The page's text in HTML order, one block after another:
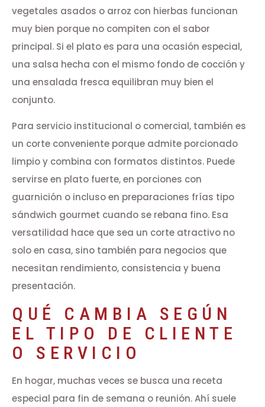
vegetales asados o arroz con hierbas funcionan
muy bien porque no compiten con el sabor
principal. Si el plato es para una ocasión especial,
una salsa hecha con el mismo fondo de cocción y
una ensalada fresca equilibran muy bien el
conjunto.
Para servicio institucional o comercial, también es
un corte conveniente porque admite porcionado
limpio y combina con formatos distintos. Puede
servirse en plato fuerte, en porciones con
guarnición o incluso en preparaciones frías tipo
sándwich gourmet cuando se rebana fino. Esa
versatilidad hace que sea un corte atractivo no
solo en casa, sino también para negocios que
necesitan rendimiento, consistencia y buena
presentación.
QUÉ CAMBIA SEGÚN
EL TIPO DE CLIENTE
O SERVICIO
En hogar, muchas veces se busca una receta
especial para fin de semana o reunión. Ahí suele